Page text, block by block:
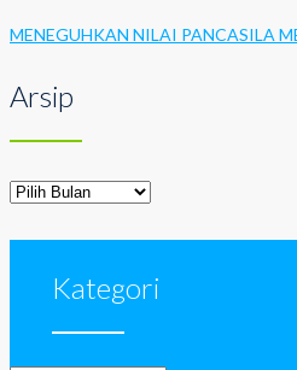
MENEGUHKAN NILAI PANCASILA
Arsip
Arsip
Kategori